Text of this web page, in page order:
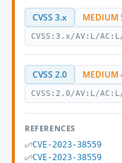
CVSS 3.x MEDIUM
CVSS:3.x/AV:L/
CVSS 2.0 MEDIUM
CVSS:2.0/AV:L/
REFERENCES
CVE-2023-38559
CVE-2023-38559